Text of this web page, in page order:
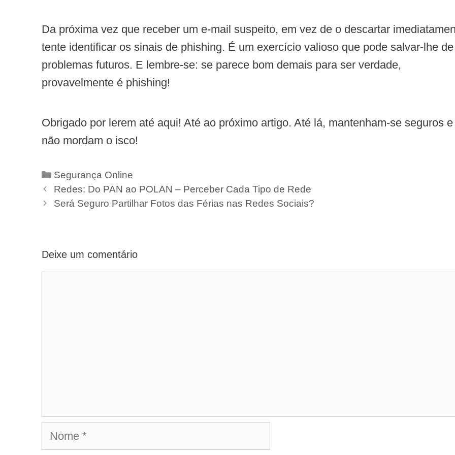
Da próxima vez que receber um e-mail suspeito, em vez de o descartar
tente identificar os sinais de phishing. É um exercício valioso que pode salvar-lhe de
problemas futuros. E lembre-se: se parece bom demais para ser verdade,
provavelmente é phishing!
Obrigado por lerem até aqui! Até ao próximo artigo. Até lá, mantenham-se seguros e
não mordam o isco!
Categorias
Segurança Online
Redes: Do PAN ao POLAN – Perceber Cada Tipo de Rede
Será Seguro Partilhar Fotos das Férias nas Redes Sociais?
Deixe um comentário
Nome